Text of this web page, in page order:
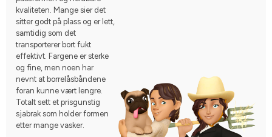
kvaliteten. Mange sier det
sitter godt på plass og er lett,
samtidig som det
transporterer bort fukt
effektivt. Fargene er sterke
og fine, men noen har
nevnt at borrelåsbåndene
foran kunne vært lengre.
Totalt sett et prisgunstig
sjabrak som holder formen
etter mange vasker.